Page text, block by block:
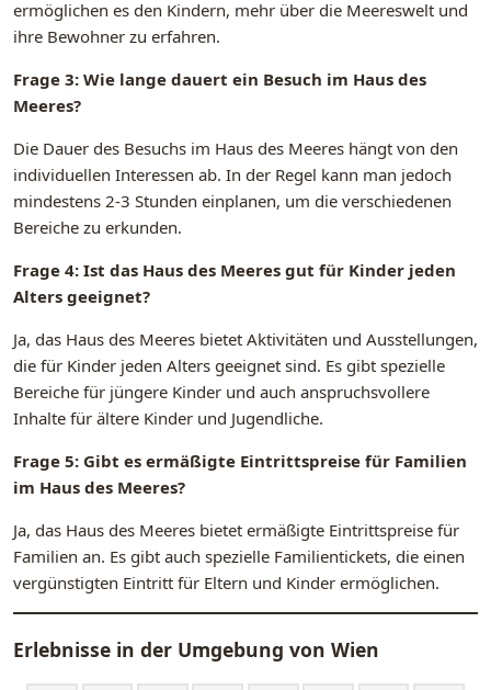
ermöglichen es den Kindern, mehr über die Meereswelt und
ihre Bewohner zu erfahren.
Frage 3: Wie lange dauert ein Besuch im Haus des
Meeres?
Die Dauer des Besuchs im Haus des Meeres hängt von den
individuellen Interessen ab. In der Regel kann man jedoch
mindestens 2-3 Stunden einplanen, um die verschiedenen
Bereiche zu erkunden.
Frage 4: Ist das Haus des Meeres gut für Kinder jeden
Alters geeignet?
Ja, das Haus des Meeres bietet Aktivitäten und Ausstellungen,
die für Kinder jeden Alters geeignet sind. Es gibt spezielle
Bereiche für jüngere Kinder und auch anspruchsvollere
Inhalte für ältere Kinder und Jugendliche.
Frage 5: Gibt es ermäßigte Eintrittspreise für Familien
im Haus des Meeres?
Ja, das Haus des Meeres bietet ermäßigte Eintrittspreise für
Familien an. Es gibt auch spezielle Familientickets, die einen
vergünstigten Eintritt für Eltern und Kinder ermöglichen.
Erlebnisse in der Umgebung von Wien